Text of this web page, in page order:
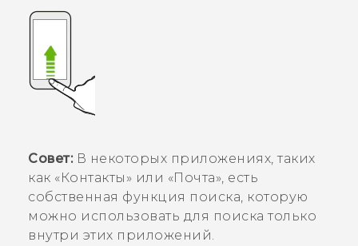
Совет:В некоторых приложениях, таких
как «Контакты » или «Почта», есть
собственная функция поиска, которую
можно использовать для поиска только
внутри этих приложений.